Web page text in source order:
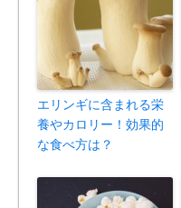
エリンギに含まれる栄
養やカロリー！効果的
な食べ方は？